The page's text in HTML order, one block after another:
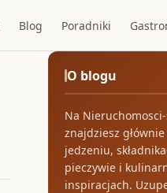
Blog Poradniki
O blogu
Na
znajdziesz głównie
jedzeniu,
pieczywie i
inspiracjach.